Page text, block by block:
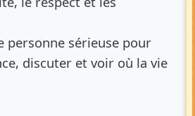
personne sérieuse pour
discuter et voir où la vie